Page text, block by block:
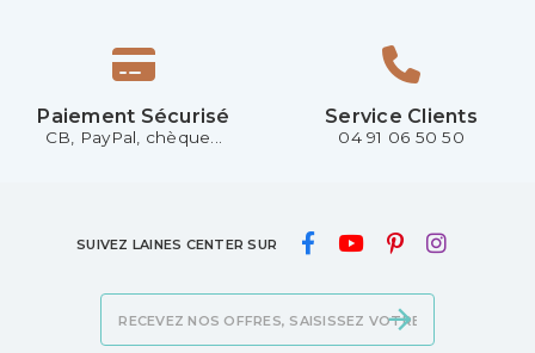
Paiement Sécurisé
CB, PayPal, chèque...
Service Clients
04 91 06 50 50
SUIVEZ LAINES CENTER SUR